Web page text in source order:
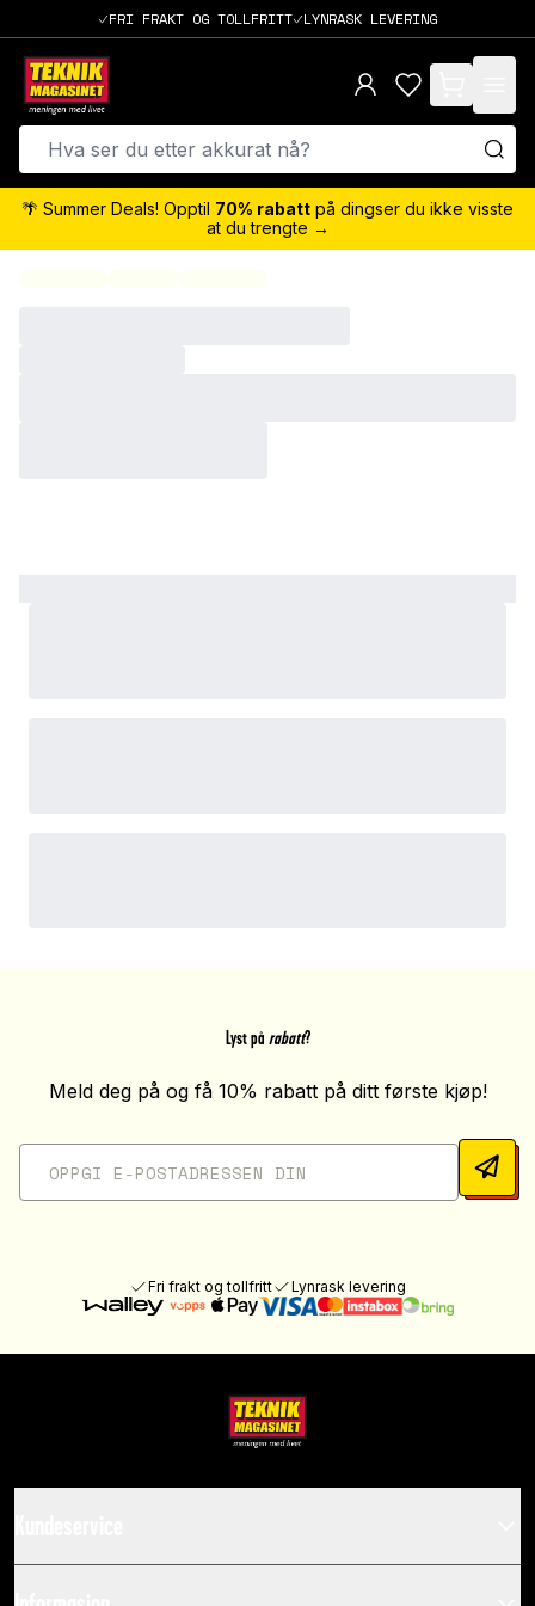
FRI FRAKT OG TOLLFRITT LYNRASK LEVERING
items in cart,
🌴 Summer Deals! Opptil 70% rabatt på dingser du ikke visste
at du trengte →
Lyst på rabatt?
Meld deg på og få 10% rabatt på ditt første kjøp!
Fri frakt og tollfritt Lynrask levering